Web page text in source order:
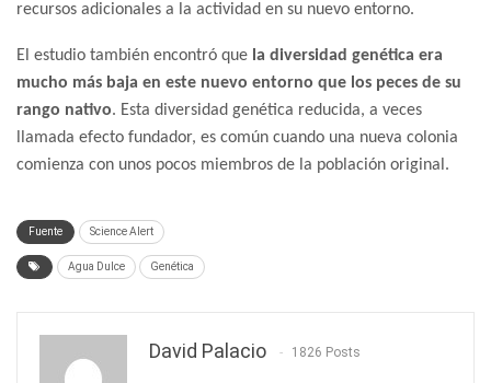
recursos adicionales a la actividad en su nuevo entorno.
El estudio también encontró que la diversidad genética era
mucho más baja en este nuevo entorno que los peces de su
rango nativo. Esta diversidad genética reducida, a veces
llamada efecto fundador, es común cuando una nueva colonia
comienza con unos pocos miembros de la población original.
Fuente Science Alert
Agua Dulce Genética
David Palacio 1826 Posts